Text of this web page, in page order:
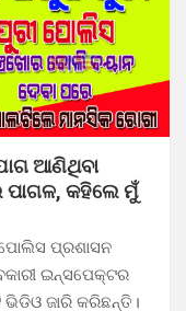
ଆଣିଥିବା
ପାଗଳ, କହିଲେ ମୁଁ
ପୋଲିସ ପ୍ରଶାସନ
ଇନ୍ସପେକ୍ଟର
ଭିଡିଓ ଜାରି କରିଛନ୍ତି।